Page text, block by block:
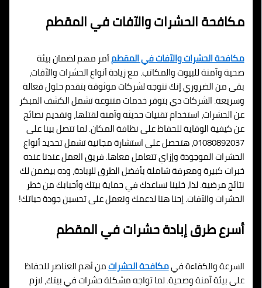
مكافحة الحشرات والآفات في المقطم
مكافحة الحشرات والآفات في المقطمأمر مهم لضمان بيئة
صحية وآمنة للبيوت والمكاتب. مع زيادة أنواع الحشرات والآفات،
بقى من الضروري إنك تتوجه لشركات موثوقة بتقدم حلول فعالة
وسريعة. الشركات دي بتوفر خدمات متنوعة تشمل الكشف المبكر
عن الحشرات، استخدام تقنيات حديثة وآمنة لقتلها، وتقديم نصائح
عن كيفية الوقاية للحفاظ على نظافة المكان. لما تتصل بينا على
01080892037، هتحصل على استشارة مجانية تشمل تحديد أنواع
الحشرات الموجودة وإزاي تتعامل معاها. فريق العمل عندنا عنده
خبرات كبيرة ومعرفة شاملة بأفضل الطرق للإبادة، وده بيضمن لك
نتائج مرضية. لذا، خلينا نساعدك في حماية بيتك وأحبابك من خطر
الحشرات والآفات. إحنا هنا لدعمك ونعمل على تحسين جودة حياتك!
أسرع طرق إبادة حشرات في المقطم
السرعة والكفاءة فيمكافحة الحشراتمن أهم العناصر للحفاظ
على بيئة آمنة وصحية. لما تواجه مشكلة حشرات في بيتك، لازم